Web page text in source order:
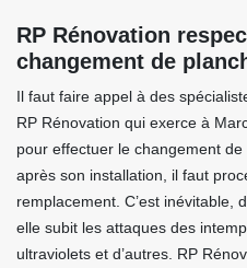
RP Rénovation
changement de
Il faut faire appel à des
RP Rénovation qui exerce à
pour effectuer le changement
après son installation, il faut
remplacement. C’est inévitable,
elle subit les attaques des
ultraviolets et d’autres. RP